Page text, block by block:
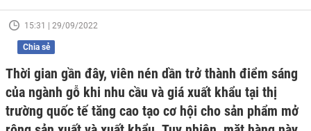
15:31 | 29/09/2022
Chia sẻ
Thời gian gần đây, viên nén dần trở thành điểm sáng
của ngành gỗ khi nhu cầu và giá xuất khẩu tại thị
trường quốc tế tăng cao tạo cơ hội cho sản phẩm mở